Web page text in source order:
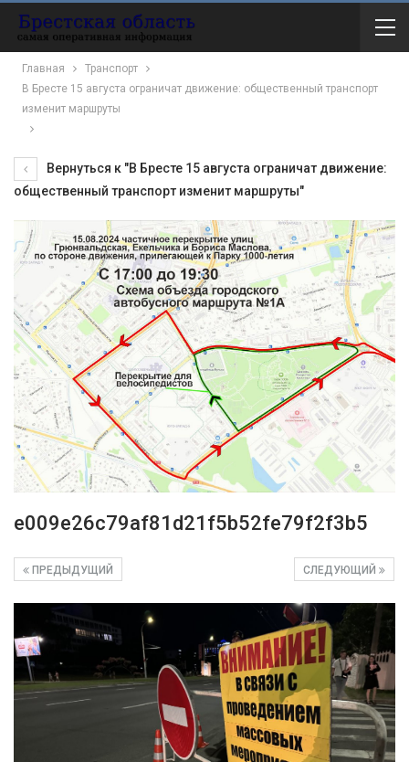
Главная
Транспорт
В Бресте 15 августа ограничат движение: общественный транспорт
изменит маршруты
Вернуться к "В Бресте 15 августа ограничат движение:
общественный транспорт изменит маршруты"
e009e26c79af81d21f5b52fe79f2f3b5
СЛЕДУЮЩИЙ
ПРЕДЫДУЩИЙ